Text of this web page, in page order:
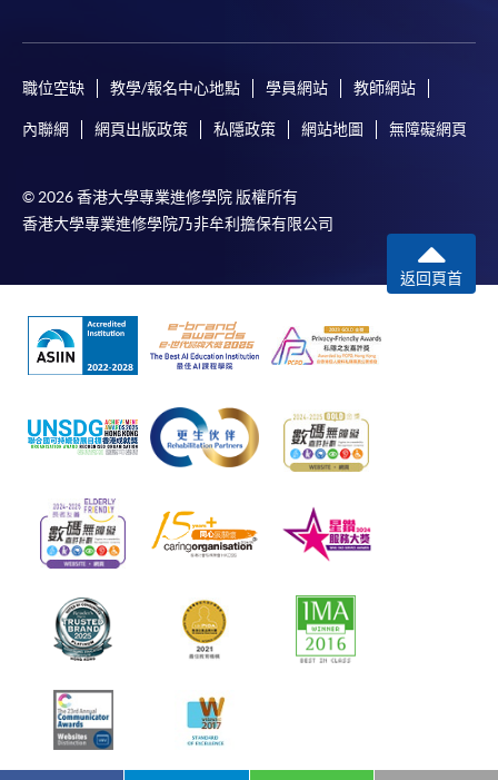
職位空缺 教學/報名中心地點 學員網站 教師網站
內聯網 網頁出版政策 私隱政策 網站地圖 無障礙網頁
© 2026 香港大學專業進修學院 版權所有
香港大學專業進修學院乃非牟利擔保有限公司
返回頁首